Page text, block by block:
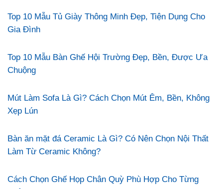
Top 10 Mẫu Tủ Giày Thông Minh Đẹp, Tiện Dụng Cho
Gia Đình
Top 10 Mẫu Bàn Ghế Hội Trường Đẹp, Bền, Được Ưa
Chuộng
Mút Làm Sofa Là Gì? Cách Chọn Mút Êm, Bền, Không
Xẹp Lún
Bàn ăn mặt đá Ceramic Là Gì? Có Nên Chọn Nội Thất
Làm Từ Ceramic Không?
Cách Chọn Ghế Họp Chân Quỳ Phù Hợp Cho Từng